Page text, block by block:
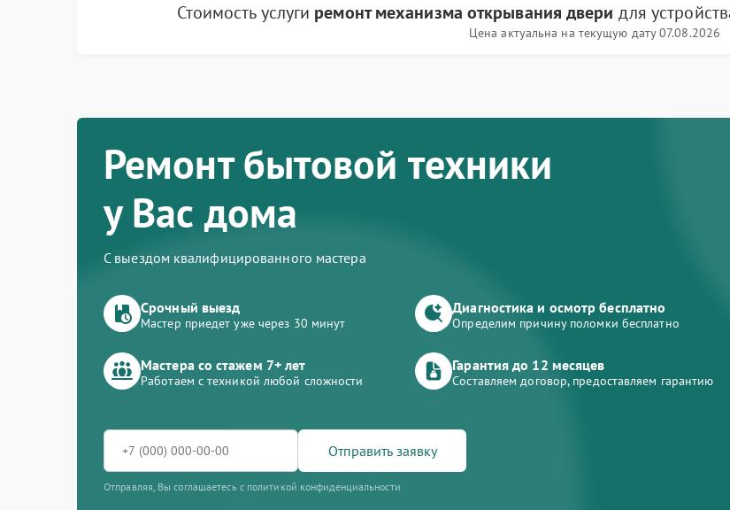
Стоимость услуги ремонт механизма открывания двери для
Цена актуальна на текущую дату 07.08.2026
Ремонт бытовой техники
у Вас дома
С выездом квалифицированного мастера
Срочный выезд
Мастер приедет уже через 30 минут
Диагностика и осмотр бесплатно
Определим причину поломки бесплатно
Мастера со стажем 7+ лет
Работаем с техникой любой сложности
Гарантия до 12 месяцев
Составляем договор, предоставляем гарантию
Отправить заявку
Отправляя, Вы соглашаетесь с политикой конфиденциальности